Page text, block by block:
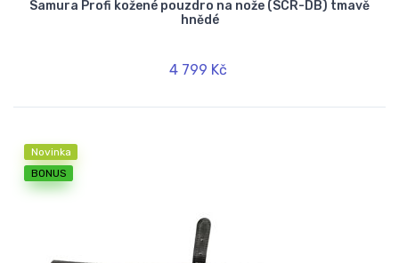
Samura Profi kožené pouzdro na nože (SCR-DB) tmavě
hnědé
4 799 Kč
Novinka
BONUS